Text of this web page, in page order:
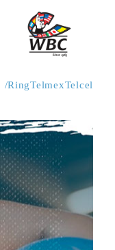
/RingTelmexTelcel